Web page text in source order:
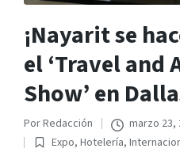
¡Nayarit se
el ‘Travel and
Show’ en
Publicado
por
PorRedacción
marzo 23,
Publicado
Expo, Hotelería,